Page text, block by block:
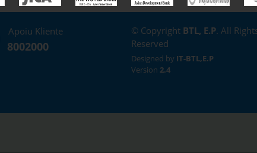
Apoiu Kliente
8002000
© Copyright BTL, E.P. All
Reserved
Designed by IT-BTL,E.P
Version 2.4